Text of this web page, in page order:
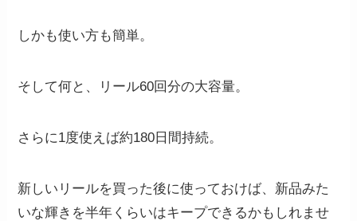
しかも使い方も簡単。
そして何と、リール60回分の大容量。
さらに1度使えば約180日間持続。
新しいリールを買った後に使っておけば、新品みた
いな輝きを半年くらいはキープできるかもしれませ